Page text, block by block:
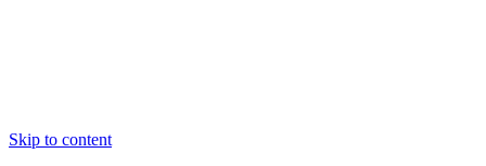
Skip to content